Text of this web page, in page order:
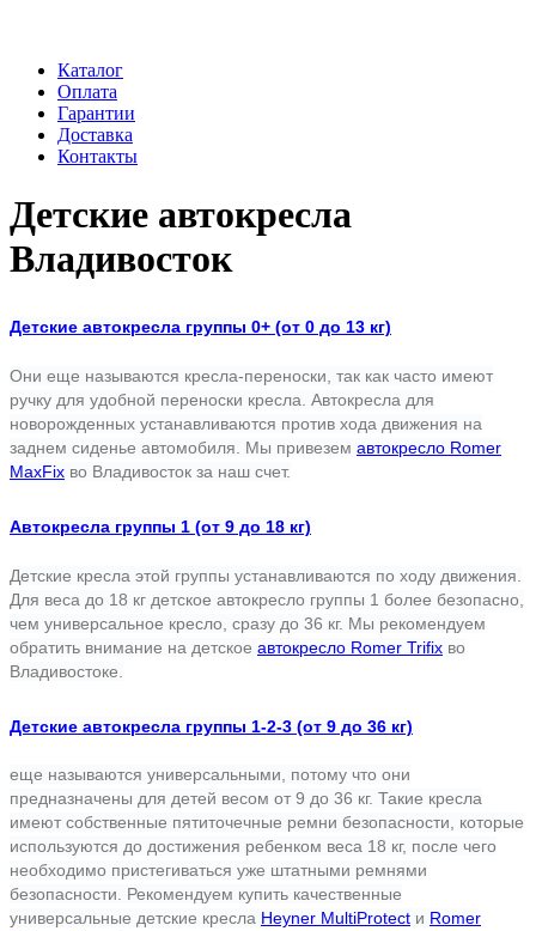
Каталог
Оплата
Гарантии
Доставка
Контакты
Детские автокресла
Владивосток
Детские автокресла группы 0+ (от 0 до 13 кг)
Они еще называются кресла-переноски, так как часто имеют
ручку для удобной переноски кресла. Автокресла для
новорожденных устанавливаются против хода движения на
заднем сиденье автомобиля. Мы привезем автокресло Romer
MaxFix во Владивосток за наш счет.
Автокресла группы 1 (от 9 до 18 кг)
Детские кресла этой группы устанавливаются по ходу движения.
Для веса до 18 кг детское автокресло группы 1 более безопасно,
чем универсальное кресло, сразу до 36 кг. Мы рекомендуем
обратить внимание на детское автокресло Romer Trifix во
Владивостоке.
Детские автокресла группы 1-2-3 (от 9 до 36 кг)
еще называются универсальными, потому что они
предназначены для детей весом от 9 до 36 кг. Такие кресла
имеют собственные пятиточечные ремни безопасности, которые
используются до достижения ребенком веса 18 кг, после чего
необходимо пристегиваться уже штатными ремнями
безопасности. Рекомендуем купить качественные
универсальные детские кресла Heyner MultiProtect и Romer